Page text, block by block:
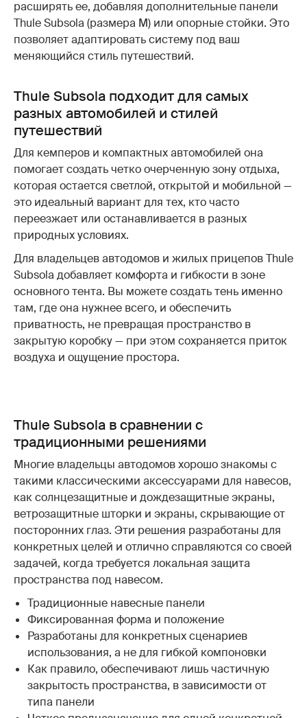
расширять ее, добавляя дополнительные панели
Thule Subsola (размера M) или опорные стойки. Это
позволяет адаптировать систему под ваш
меняющийся стиль путешествий.
Thule Subsola подходит для самых
разных автомобилей и стилей
путешествий
Для кемперов и компактных автомобилей она
помогает создать четко очерченную зону отдыха,
которая остается светлой, открытой и мобильной —
это идеальный вариант для тех, кто часто
переезжает или останавливается в разных
природных условиях.
Для владельцев автодомов и жилых прицепов Thule
Subsola добавляет комфорта и гибкости в зоне
основного тента. Вы можете создать тень именно
там, где она нужнее всего, и обеспечить
приватность, не превращая пространство в
закрытую коробку — при этом сохраняется приток
воздуха и ощущение простора.
Thule Subsola в сравнении с
традиционными решениями
Многие владельцы автодомов хорошо знакомы с
такими классическими аксессуарами для навесов,
как солнцезащитные и дождезащитные экраны,
ветрозащитные шторки и экраны, скрывающие от
посторонних глаз. Эти решения разработаны для
конкретных целей и отлично справляются со своей
задачей, когда требуется локальная защита
пространства под навесом.
Традиционные навесные панели
Фиксированная форма и положение
Разработаны для конкретных сценариев
использования, а не для гибкой компоновки
Как правило, обеспечивают лишь частичную
закрытость пространства, в зависимости от
типа панели